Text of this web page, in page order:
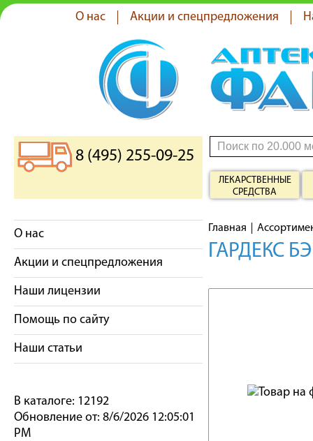
О нас Акции и спецпредложения
8 (495) 255-09-25
ЛЕКАРСТВЕННЫЕ
СРЕДСТВА
О нас
Акции и спецпредложения
Наши лицензии
Помощь по сайту
Наши статьи
В каталоге: 12192
Обновление от: 8/6/2026 12:05:01
PM
Главная
ГАРДЕКС